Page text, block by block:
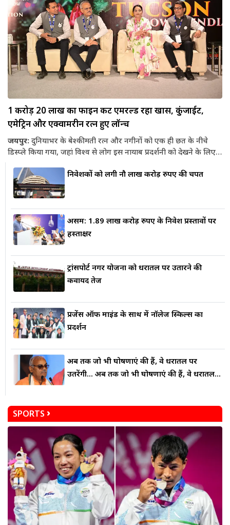
1 करोड़ 20 लाख का फाइन कट एमरल्ड रहा खास, कुंजाईट,
एमेट्रिन और एक्वामरीन रत्न हुए लॉन्च
जयपुर: दुनियाभर के बेश्कीमती रत्न और नगीनों को एक ही छत के नीचे
डिस्प्ले किया गया, जहां विश्व से लोग इस नायाब प्रदर्शनी को देखने के लिए
शनिवार को आयोजित हुए एक दिवसीय रफ एंड कट जैमस्टोन शो
(जेएजीएस) के 27वें संस्करण का। झालाना स्थित राजस्थान इंटरनेशनल
सेंटर में आयोजित हुई इस जैमस्टोन प्रदर्शनी का दुनियाभर को बेसब्री से
इंतज़ार रहता है। 'भारत के तुसान शो' के रूप में...
निवेशकों को लगी नौ लाख करोड़ रुपए की चपत
असम: 1.89 लाख करोड़ रुपए के निवेश प्रस्तावों पर
हस्ताक्षर
ट्रांसपोर्ट नगर योजना को धरातल पर उतारने की
कवायद तेज
प्रजेंस ऑफ माइंड के साथ में नॉलेज स्किल्स का
प्रदर्शन
अब तक जो भी घोषणाएं की हैं, वे धरातल पर
उतरेंगी... अब तक जो भी घोषणाएं की हैं, वे धरातल...
SPORTS